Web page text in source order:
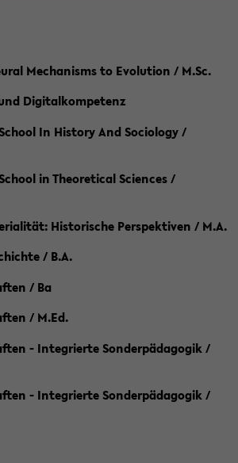
Mechanisms to Evolution / M.Sc.
Digitalkompetenz
In History And Sociology /
in Theoretical Sciences /
Historische Perspektiven / M.A.
/ B.A.
/ Ba
/ M.Ed.
- Integrierte Sonderpädagogik /
- Integrierte Sonderpädagogik /